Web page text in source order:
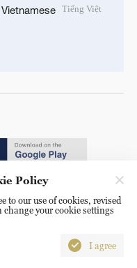
Vietnamese Tiếng Việt
Reserved. 16A
Policy
to our use of cookies, revised
change your cookie settings
I agree